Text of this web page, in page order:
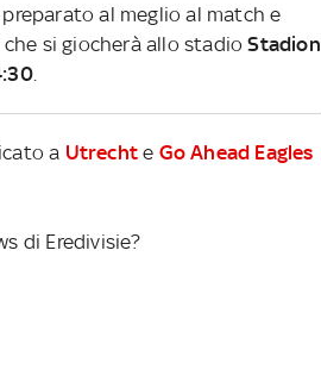
al meglio al match e
si giocherà allo stadioStadion
.
a Utrecht e Go Ahead Eagles
di Eredivisie?